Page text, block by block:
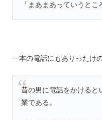
「まあまあっていうとこ
一本の電話にもありったけ
昔の男に電話をかけると
業である。